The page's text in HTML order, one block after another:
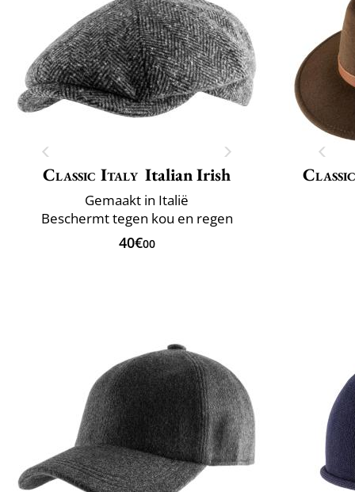
Classic Italy Italian Irish
Gemaakt in Italië
Beschermt tegen kou en regen
40€00